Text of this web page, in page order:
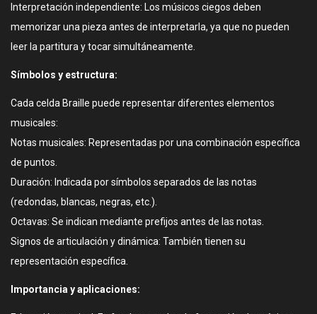
Interpretación independiente: Los músicos ciegos deben
memorizar una pieza antes de interpretarla, ya que no pueden
leer la partitura y tocar simultáneamente.
Símbolos y estructura:
Cada celda Braille puede representar diferentes elementos
musicales:
Notas musicales: Representadas por una combinación específica
de puntos.
Duración: Indicada por símbolos separados de las notas
(redondas, blancas, negras, etc.).
Octavas: Se indican mediante prefijos antes de las notas.
Signos de articulación y dinámica: También tienen su
representación específica.
Importancia y aplicaciones: